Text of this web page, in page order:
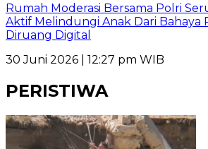
Rumah Moderasi Bersama Polri
Aktif Melindungi Anak Dari Bahaya
Diruang Digital
30 Juni 2026 | 12:27 pm WIB
PERISTIWA